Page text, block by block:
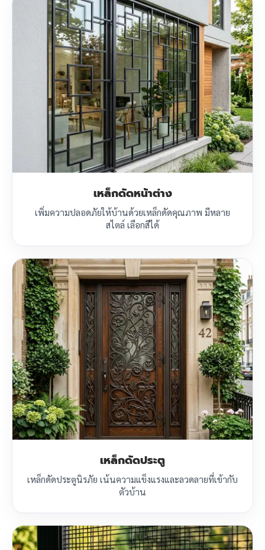
เหล็กดัดหน้าต่าง
เพิ่มความปลอดภัยให้บ้านด้วยเหล็กดัดคุณภาพ มีหลาย
สไตล์ เลือกสีได้
เหล็กดัดประตู
เหล็กดัดประตูนิรภัย เน้นความแข็งแรงและลวดลายที่เข้ากับ
ตัวบ้าน